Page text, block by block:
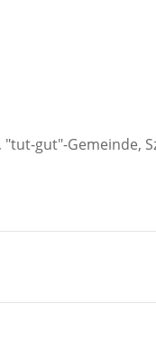
gut"-Gemeinde,